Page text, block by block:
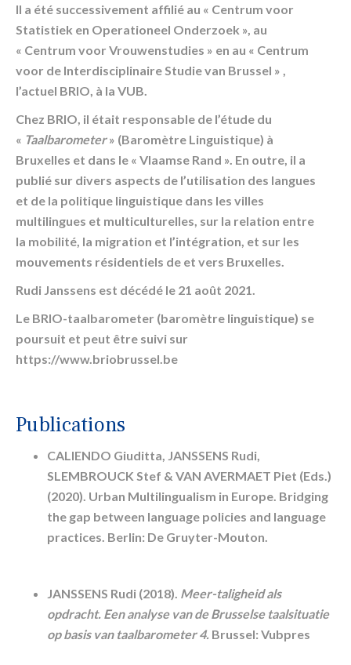
Il a été successivement affilié au « Centrum voor
Statistiek en Operationeel Onderzoek », au
« Centrum voor Vrouwenstudies » en au « Centrum
voor de Interdisciplinaire Studie van Brussel » ,
l’actuel BRIO, à la VUB.
Chez BRIO, il était responsable de l’étude du
« Taalbarometer» (Baromètre Linguistique) à
Bruxelles et dans le « Vlaamse Rand ». En outre, il a
publié sur divers aspects de l’utilisation des langues
et de la politique linguistique dans les villes
multilingues et multiculturelles, sur la relation entre
la mobilité, la migration et l’intégration, et sur les
mouvements résidentiels de et vers Bruxelles.
Rudi Janssens est décédé le 21 août 2021.
Le BRIO-taalbarometer (baromètre linguistique) se
poursuit et peut être suivi sur
https://www.briobrussel.be
Publications
CALIENDO Giuditta, JANSSENS Rudi,
SLEMBROUCK Stef & VAN AVERMAET Piet (Eds.)
(2020). Urban Multilingualism in Europe. Bridging
the gap between language policies and language
practices. Berlin: De Gruyter-Mouton.
JANSSENS Rudi (2018). Meer-taligheid als
opdracht. Een analyse van de Brusselse taalsituatie
op basis van taalbarometer 4. Brussel: Vubpres